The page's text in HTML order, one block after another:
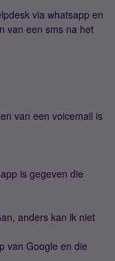
via whatsapp en
van een sms na het
van een voicemail is
is gegeven die
anders kan ik niet
van Google en die